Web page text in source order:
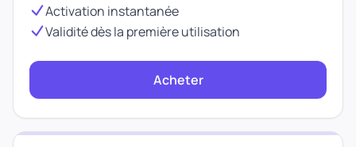
Activation instantanée
Validité dès la première utilisation
Acheter